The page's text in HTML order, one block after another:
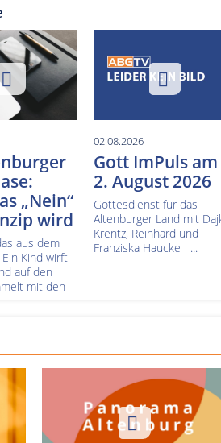
„Nein“
wird
aus dem
Kind wirft
auf den
mit den
02.08.2026
Gott ImPuls am
2. August 2026
Gottesdienst für das
Altenburger Land mit
Krentz, Reinhard und
Franziska Haucke ...